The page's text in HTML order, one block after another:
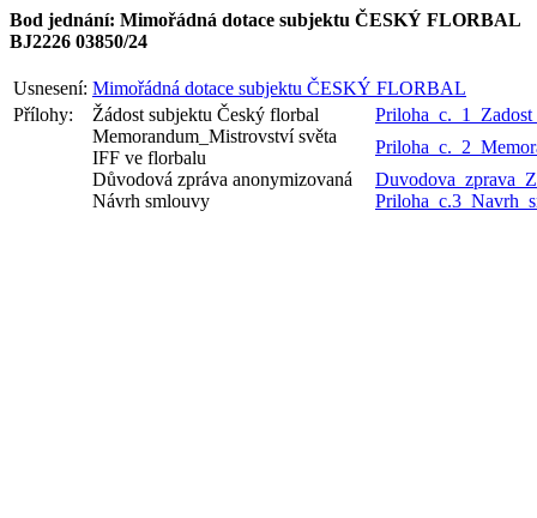
Bod jednání: Mimořádná dotace subjektu ČESKÝ FLORBAL
BJ2226 03850/24
Usnesení: Mimořádná dotace subjektu ČESKÝ FLORBAL
Přílohy:
Žádost subjektu Český florbal
Memorandum_Mistrovství světa
IFF ve florbalu
Důvodová zpráva anonymizovaná
Návrh smlouvy